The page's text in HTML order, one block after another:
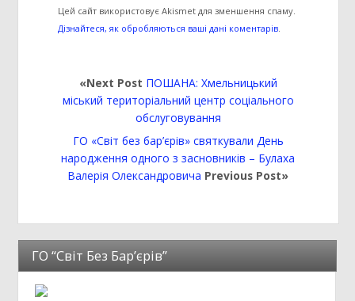
Цей сайт використовує Akismet для зменшення спаму.
Дізнайтеся, як обробляються ваші дані коментарів.
«Next Post ПОШАНА: Хмельницький
міський територіальний центр соціального
обслуговування
ГО «Світ без бар’єрів» святкували День
народження одного з засновників – Булаха
Валерія Олександровича Previous Post»
ГО “Світ Без Бар’єрів”